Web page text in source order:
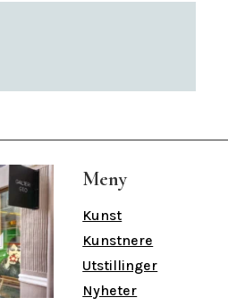
Meny
Kunst
Kunstnere
Utstillinger
Nyheter